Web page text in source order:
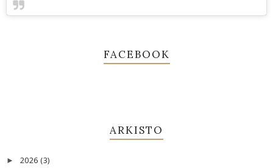
FACEBOOK
ARKISTO
► 2026 (3)